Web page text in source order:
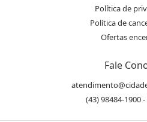
lock
Oferta no seu WhatsApp!
Destaques & Regras
Política de
Política de
Ofertas
Fale
(43) 98484-1900